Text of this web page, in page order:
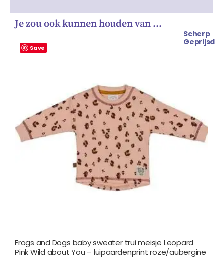
Je zou ook kunnen houden van …
Save
Scherp
Geprijsd
Frogs and Dogs baby sweater trui meisje Leopard
Pink Wild about You – luipaardenprint roze/aubergine
prijs
was: